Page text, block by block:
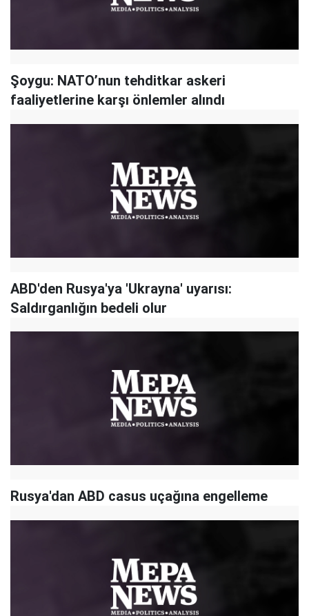
Şoygu: NATO’nun tehditkar askeri
faaliyetlerine karşı önlemler alındı
ABD'den Rusya'ya 'Ukrayna' uyarısı:
Saldırganlığın bedeli olur
Rusya'dan ABD casus uçağına engelleme